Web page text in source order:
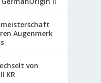
Augenmerk
von
KR